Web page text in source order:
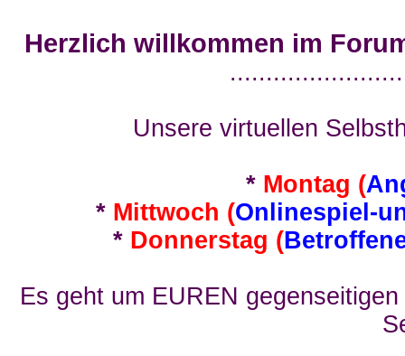
Herzlich willkommen im
Unsere virtuellen
* Montag (
* Mittwoch (Onlinespiel-
* Donnerstag (
Es geht um EUREN